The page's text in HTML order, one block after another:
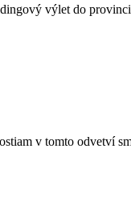
výlet do
v tomto odvetví